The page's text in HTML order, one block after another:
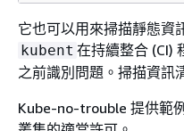
它也可以用來掃描靜態資
kubent 在持續整合 (CI)
之前識別問題。掃描資訊
Kube-no-trouble 提供範例